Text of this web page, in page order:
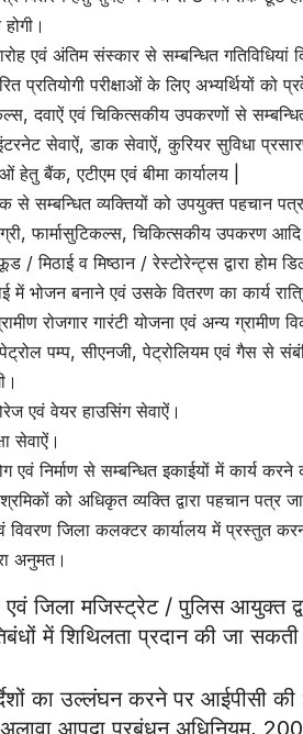
एवं अंतिम संस्कार से सम्बन्धित
प्रतियोगी परीक्षाओं के लिए अभ्यर्थियों
दवाऐं एवं चिकित्सकीय उपकरणों से
सेवाऐं, डाक सेवाऐं, कुरियर सुविधा
हेतु बैंक, एटीएम एवं बीमा कार्यालय |
से सम्बन्धित व्यक्तियों को उपयुक्त पहचान
फार्मासुटिकल्स, चिकित्सकीय उपकरण
/ मिठाई व मिष्ठान / रेस्टोरेन्ट्स द्वारा होम
में भोजन बनाने एवं उसके वितरण का कार्य
रोजगार गारंटी योजना एवं अन्य
पम्प, सीएनजी, पेट्रोलियम एवं गैस से
एवं वेयर हाउसिंग सेवाऐं।
सेवाऐं।
एवं निर्माण से सम्बन्धित इकाईयों में कार्य
श्रमिकों को अधिकृत व्यक्ति द्वारा पहचान
विवरण जिला कलक्टर कार्यालय में प्रस्तुत
अनुमत।
जिला मजिस्ट्रेट / पुलिस आयुक्त
में शिथिलता प्रदान की जा
का उल्लंघन करने पर आईपीसी की